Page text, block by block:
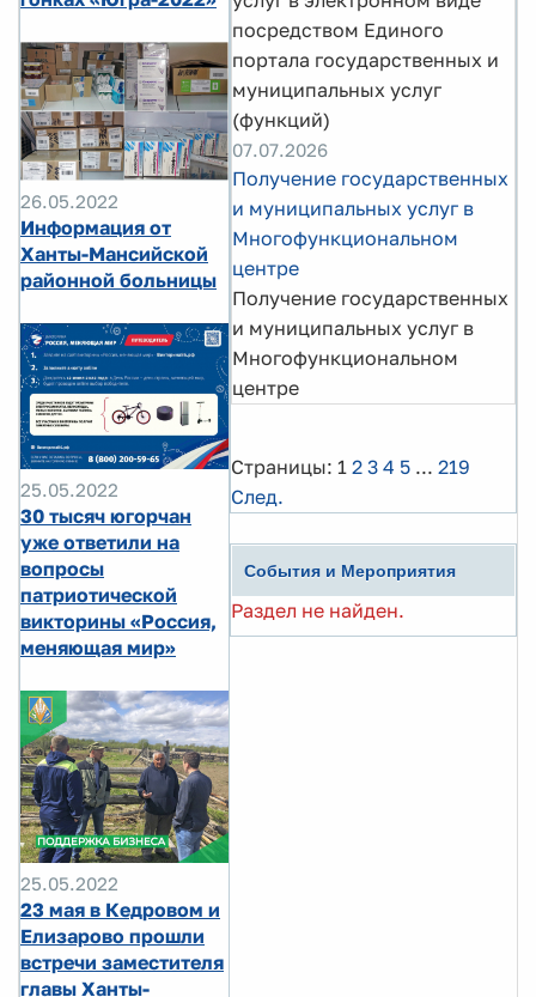
26.05.2022
Информация от
Ханты-Мансийской
районной больницы
25.05.2022
30 тысяч югорчан
уже ответили на
вопросы
патриотической
викторины «Россия,
меняющая мир»
25.05.2022
23 мая в Кедровом и
Елизарово прошли
встречи заместителя
главы Ханты-
посредством Единого
портала государственных и
муниципальных услуг
(функций)
07.07.2026
Получение государственных
и муниципальных услуг в
Многофункциональном
центре
Получение государственных
и муниципальных услуг в
Многофункциональном
центре
Страницы: 1 2 3 4 5 ... 219
След.
События и Мероприятия
Раздел не найден.